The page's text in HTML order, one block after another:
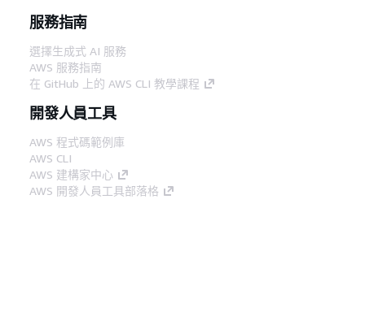
服務指南
選擇生成式 AI 服務
AWS 服務指南
在 GitHub 上的 AWS CLI 教學課程
開發人員工具
AWS 程式碼範例庫
AWS CLI
AWS 建構家中心
AWS 開發人員工具部落格